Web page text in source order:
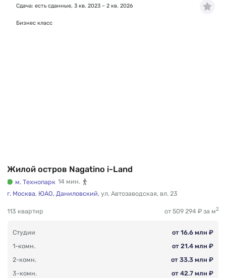
Жилой остров Nagatino i-Land
м. Технопарк 14 мин.
г. Москва, ЮАО, Даниловский, ул. Автозаводская, вл. 23
113 квартир от 509 294 ₽ за м2
Студии
от 16.6 млн ₽
1-комн.
от 21.4 млн ₽
2-комн.
от 33.3 млн ₽
3-комн.
от 42.7 млн ₽
Сдача: есть сданные, 3 кв. 2023 – 2 кв. 2026
Бизнес класс